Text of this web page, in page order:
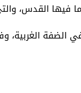
القدس،
الغربية،